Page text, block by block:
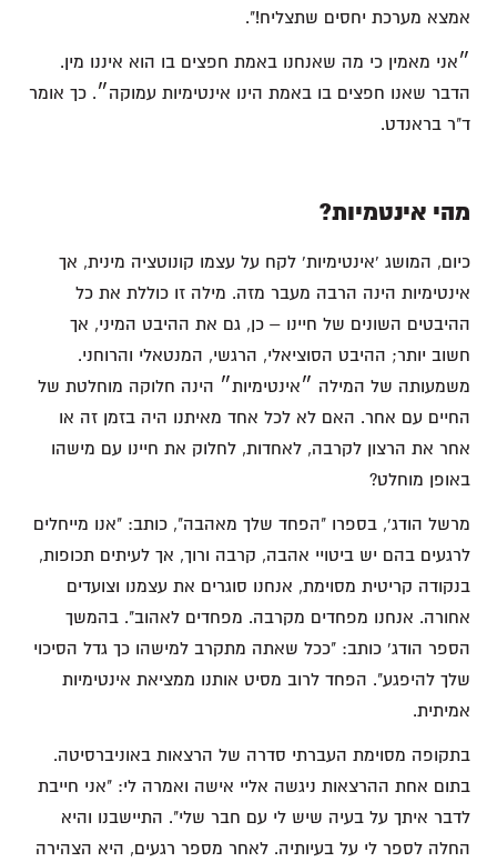
אמצא מערכת יחסים שתצליח!".
״אני מאמין כי מה שאנחנו באמת חפצים בו הוא איננו מין.
הדבר שאנו חפצים בו באמת הינו אינטימיות עמוקה״. כך אומר
ד"ר בראנדט.
מהי אינטמיות?
כיום, המושג 'אינטימיות' לקח על עצמו קונוטציה מינית, אך
אינטימיות הינה הרבה מעבר מזה. מילה זו כוללת את כל
ההיבטים השונים של חיינו – כן, גם את ההיבט המיני, אך
חשוב יותר; ההיבט הסוציאלי, הרגשי, המנטאלי והרוחני.
משמעותה של המילה ״אינטימיות״ הינה חלוקה מוחלטת של
החיים עם אחר. האם לא לכל אחד מאיתנו היה בזמן זה או
אחר את הרצון לקרבה, לאחדות, לחלוק את חיינו עם מישהו
באופן מוחלט?
מרשל הודג', בספרו "הפחד שלך מאהבה", כותב: "אנו מייחלים
לרגעים בהם יש ביטויי אהבה, קרבה ורוך, אך לעיתים תכופות,
בנקודה קריטית מסוימת, אנחנו סוגרים את עצמנו וצועדים
אחורה. אנחנו מפחדים מקרבה. מפחדים לאהוב". בהמשך
הספר הודג' כותב: "ככל שאתה מתקרב למישהו כך גדל הסיכוי
שלך להיפגע". הפחד לרוב מסיט אותנו ממציאת אינטימיות
אמיתית.
בתקופה מסוימת העברתי סדרה של הרצאות באוניברסיטה.
בתום אחת ההרצאות ניגשה אליי אישה ואמרה לי: "אני חייבת
לדבר איתך על בעיה שיש לי עם חבר שלי". התיישבנו והיא
החלה לספר לי על בעיותיה. לאחר מספר רגעים, היא הצהירה